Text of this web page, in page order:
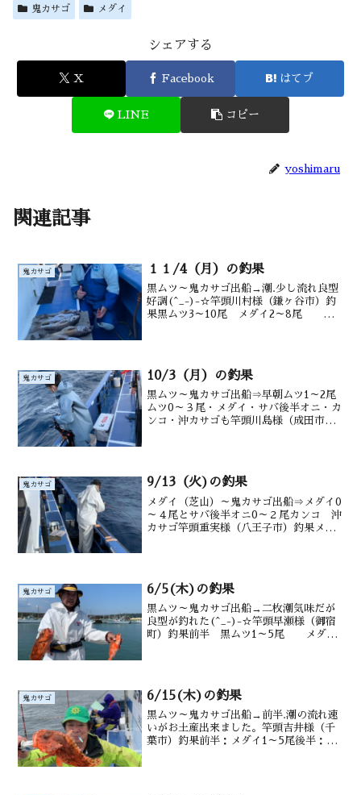
鬼カサゴ メダイ
シェアする
X Facebook はてブ
LINE コピー
yoshimaru
関連記事
鬼カサゴ １１/4（月）の釣果
黒ムツ～鬼カサゴ出船→潮.少し流れ良型
好調(^_-)-☆竿頭川村様（鎌ヶ谷市）釣
果黒ムツ3～10尾 メダイ2～8尾 サ
鬼カサゴ 10/3（月）の釣果
黒ムツ～鬼カサゴ出船⇒早朝ムツ1～2尾
ムツ0～３尾・メダイ・サバ後半オニ・カ
ンコ・沖カサゴも竿頭川島様（成田市）
鬼カサゴ 9/13（火)の釣果
メダイ（芝山）～鬼カサゴ出船⇒メダイ0
～４尾とサバ後半オニ0～２尾カンコ 沖
カサゴ竿頭重実様（八王子市）釣果メダ
鬼カサゴ 6/5(木)の釣果
黒ムツ～鬼カサゴ出船→二枚潮気味だが
良型が釣れた(^_-)-☆竿頭早瀬様（御宿
町）釣果前半 黒ムツ1～5尾 メダイ1
鬼カサゴ 6/15(木)の釣果
黒ムツ～鬼カサゴ出船→前半.潮の流れ速
いがお土産出来ました。竿頭吉井様（千
葉市）釣果前半：メダイ1～5尾後半：オ